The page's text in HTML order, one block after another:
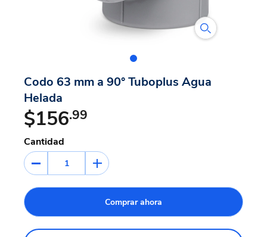
Codo 63 mm a 90° Tuboplus Agua
Helada
$156.99
Cantidad
1
Comprar ahora